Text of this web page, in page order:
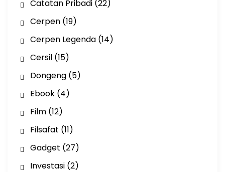
Catatan Pribadi(22)
Cerpen(19)
Cerpen Legenda(14)
Cersil(15)
Dongeng(5)
Ebook(4)
Film(12)
Filsafat (11)
Gadget (27)
Investasi(2)